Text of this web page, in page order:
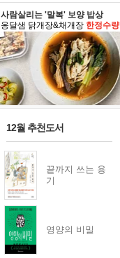
사람살리는 '말복' 보양 밥상
옹달샘 닭개장&채개장 한정수량
12월 추천도서
끝까지 쓰는 용
기
영양의 비밀